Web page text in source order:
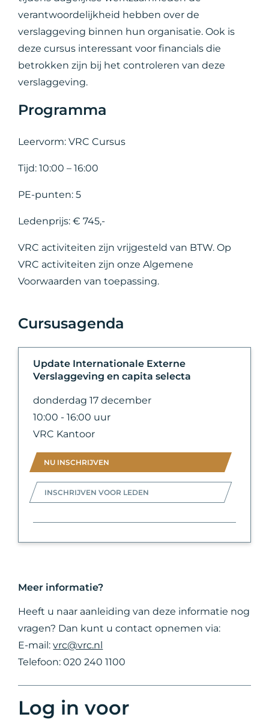
verantwoordelijkheid hebben over de
verslaggeving binnen hun organisatie. Ook is
deze cursus interessant voor financials die
betrokken zijn bij het controleren van deze
verslaggeving.
Programma
Leervorm: VRC Cursus
Tijd: 10:00 – 16:00
PE-punten: 5
Ledenprijs: € 745,-
VRC activiteiten zijn vrijgesteld van BTW. Op
VRC activiteiten zijn onze Algemene
Voorwaarden van toepassing.
Cursusagenda
Update Internationale Externe
Verslaggeving en capita selecta
donderdag 17 december
10:00 - 16:00 uur
VRC Kantoor
NU INSCHRIJVEN
INSCHRIJVEN VOOR LEDEN
Meer informatie?
Heeft u naar aanleiding van deze informatie nog
vragen? Dan kunt u contact opnemen via:
E-mail:vrc@vrc.nl
Telefoon: 020 240 1100
Log in voor